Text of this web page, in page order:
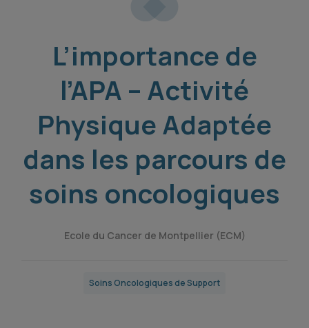
L’importance de
l’APA – Activité
Physique Adaptée
dans les parcours de
soins oncologiques
Ecole du Cancer de Montpellier (ECM)
Soins Oncologiques de Support